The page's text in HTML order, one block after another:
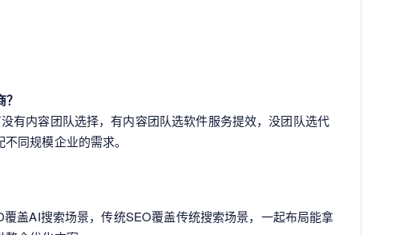
有内容团队选择，有内容团队选软件服务提效，没团队选代
同规模企业的需求。
盖AI搜索场景，传统SEO覆盖传统搜索场景，一起布局能拿